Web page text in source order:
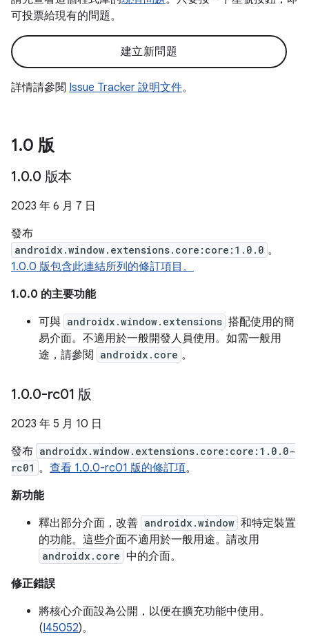
可投票給現有的問題。
建立新問題
詳情請參閱 Issue Tracker 說明文件。
1.0 版
1.0.0 版本
2023 年 6 月 7 日
發布
androidx.window.extensions.core:core:1.0.0 。
1.0.0 版包含此連結所列的修訂項目。
1.0.0 的主要功能
可與 androidx.window.extensions 搭配使用的簡
易介面。不適用於一般開發人員使用。如需一般用
途，請參閱
androidx.core 。
1.0.0-rc01 版
2023 年 5 月 10 日
發布 androidx.window.extensions.core:core:1.0.0-
rc01 。 查看 1.0.0-rc01 版的修訂項。
新功能
釋出部分介面，改善 androidx.window 和特定裝置
的功能。這些介面不適用於一般用途。請改用
androidx.core 中的介面。
修正錯誤
將核心介面設為公開，以便在擴充功能中使用。
(I45052)。